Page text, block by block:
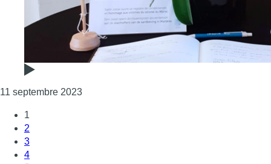
11 septembre 2023Consulter l'article "Séisme au Maroc: le
1
2
3
4